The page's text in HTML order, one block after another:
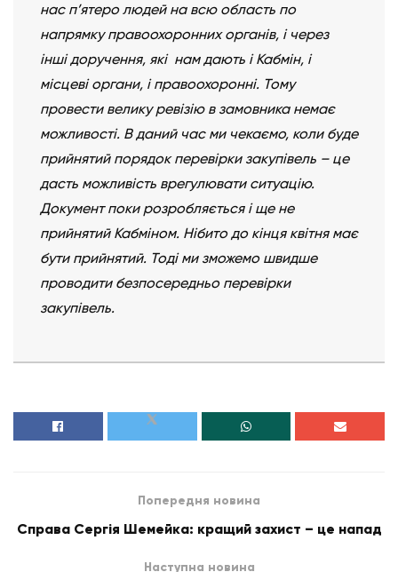
нас п’ятеро людей на всю область по
напрямку правоохоронних органів, і через
інші доручення, які нам дають і Кабмін, і
місцеві органи, і правоохоронні. Тому
провести велику ревізію в замовника немає
можливості. В даний час ми чекаємо, коли буде
прийнятий порядок перевірки закупівель – це
дасть можливість врегулювати ситуацію.
Документ поки розробляється і ще не
прийнятий Кабміном. Нібито до кінця квітня має
бути прийнятий. Тоді ми зможемо швидше
проводити безпосередньо перевірки
закупівель.
Попередня новина
Справа Сергія Шемейка: кращий захист – це напад
Наступна новина